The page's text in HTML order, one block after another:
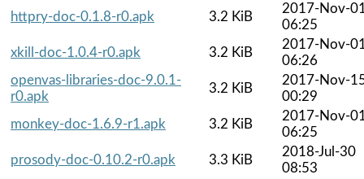
httpry-doc-0.1.8-r0.apk
3.2 KiB
2017-Nov-
06:25
xkill-doc-1.0.4-r0.apk
3.2 KiB
2017-Nov-
06:26
openvas-libraries-doc-9.0.1-
r0.apk
3.2 KiB
2017-Nov-
00:29
monkey-doc-1.6.9-r1.apk
3.2 KiB
2017-Nov-
06:25
prosody-doc-0.10.2-r0.apk
3.3 KiB
2018-Jul-30
08:53